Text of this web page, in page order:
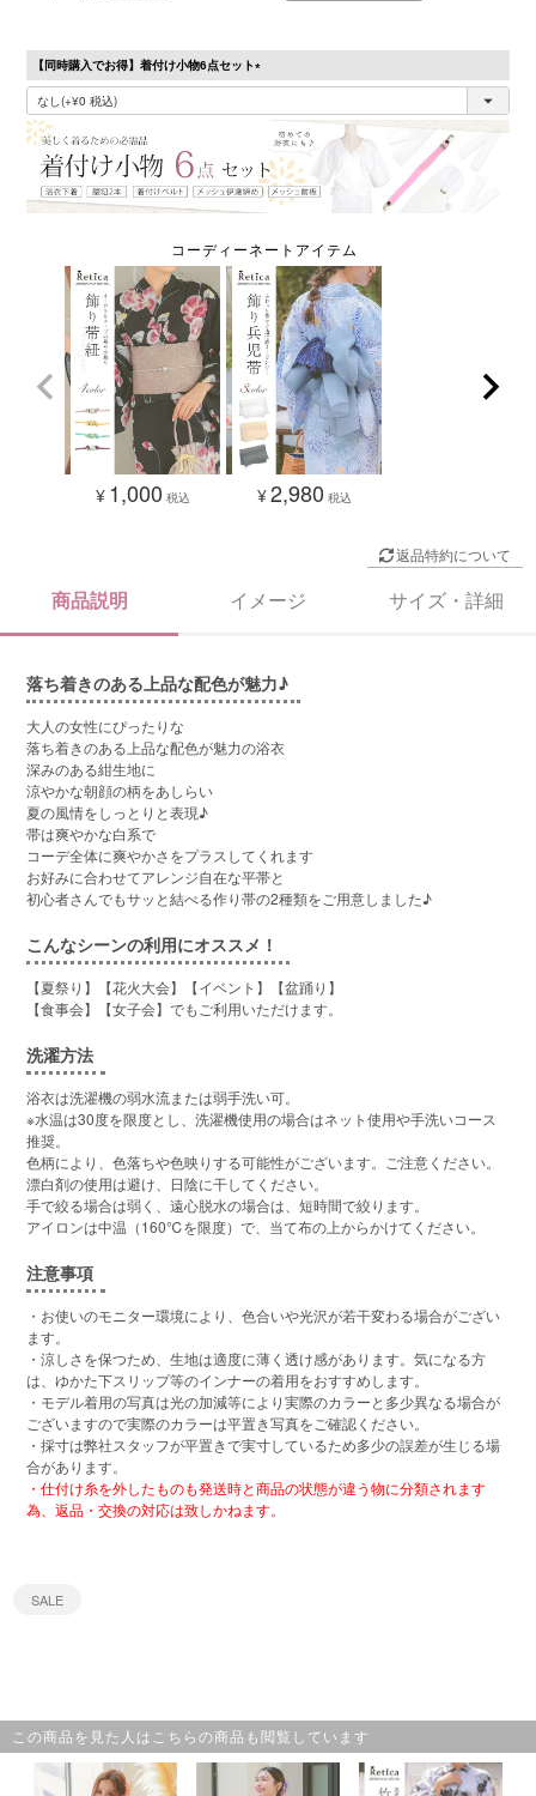
【同時購入でお得】着付け小物6点セット
(必
¥ 1,000 税込 ¥2,980 税込
返品特約について
商品説明 イメージ サイズ・詳細
落ち着きのある上品な配色が魅力♪
大人の女性にぴったりな
落ち着きのある上品な配色が魅力の浴衣
深みのある紺生地に
涼やかな朝顔の柄をあしらい
夏の風情をしっとりと表現♪
帯は爽やかな白系で
コーデ全体に爽やかさをプラスしてくれます
お好みに合わせてアレンジ自在な平帯と
初心者さんでもサッと結べる作り帯の2種類をご用意しました♪
こんなシーンの利用にオススメ！
【夏祭り】【花火大会】【イベント】【盆踊り】
【食事会】【女子会】でもご利用いただけます。
洗濯方法
浴衣は洗濯機の弱水流または弱手洗い可。
※水温は30度を限度とし、洗濯機使用の場合はネット使用や手洗いコース
推奨。
色柄により、色落ちや色映りする可能性がございます。ご注意ください。
漂白剤の使用は避け、日陰に干してください。
手で絞る場合は弱く、遠心脱水の場合は、短時間で絞ります。
アイロンは中温（160℃を限度）で、当て布の上からかけてください。
注意事項
・お使いのモニター環境により、色合いや光沢が若干変わる場合がござい
ます。
・涼しさを保つため、生地は適度に薄く透け感があります。気になる方
は、ゆかた下スリップ等のインナーの着用をおすすめします。
・モデル着用の写真は光の加減等により実際のカラーと多少異なる場合が
ございますので実際のカラーは平置き写真をご確認ください。
・採寸は弊社スタッフが平置きで実寸しているため多少の誤差が生じる場
合があります。
・仕付け糸を外したものも発送時と商品の状態が違う物に分類されます
為、返品・交換の対応は致しかねます。
SALE
この商品を見た人はこちらの商品も閲覧しています